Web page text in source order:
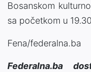
Bosanskom
sa početkom u
Fena/federalna.ba
Federalna.ba